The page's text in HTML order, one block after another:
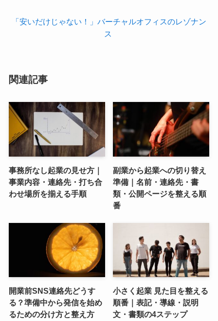
「安いだけじゃない！」バーチャルオフィスのレゾナン
ス
関連記事
事務所なし起業の見せ方｜
事業内容・連絡先・打ち合
わせ場所を揃える手順
副業から起業への切り替え
準備｜名前・連絡先・書
類・公開ページを整える順
番
開業前SNS連絡先どうす
る？準備中から発信を始め
るための分け方と整え方
小さく起業 見た目を整える
順番｜表記・導線・説明
文・書類の4ステップ